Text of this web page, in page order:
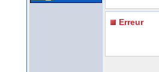
Erreur